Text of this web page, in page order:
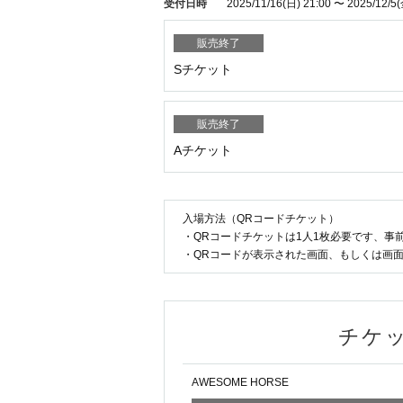
受付日時 2025/11/16(日) 21:00 〜 2025/12/5(
販売終了
Sチケット
販売終了
Aチケット
入場方法（QRコードチケット）
・QRコードチケットは1人1枚必要です、事
・QRコードが表示された画面、もしくは画
チケ
AWESOME HORSE